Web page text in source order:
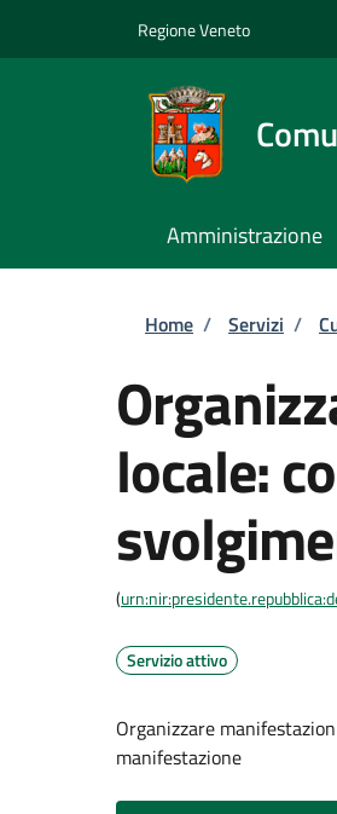
Regione Veneto
Amministrazione
Briciole
Home / Servizi /
locale:
(
Servizio attivo
Organizzare
manifestazione